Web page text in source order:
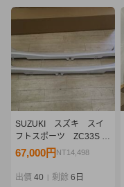
SUZUKI スズキ スイ
フトスポーツ ZC33S 純
正サイドアンダーガーニ
ー 99112-68R00-
67,000円 NT14,498
出價 40 剩餘 6日